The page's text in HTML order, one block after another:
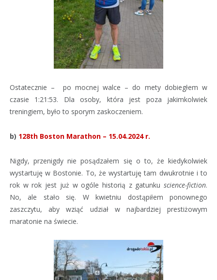
Ostatecznie – po mocnej walce – do mety dobiegłem w
czasie 1:21:53. Dla osoby, która jest poza jakimkolwiek
treningiem, było to sporym zaskoczeniem.
b) 128th Boston Marathon – 15.04.2024 r.
Nigdy, przenigdy nie posądzałem się o to, że kiedykolwiek
wystartuję w Bostonie. To, że wystartuję tam dwukrotnie i to
rok w rok jest już w ogóle historią z gatunku science-fiction.
No, ale stało się. W kwietniu dostąpiłem ponownego
zaszczytu, aby wziąć udział w najbardziej prestiżowym
maratonie na świecie.